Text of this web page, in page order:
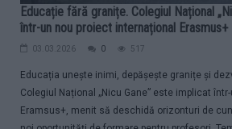
Educație fără granițe. Colegiul Național
într-un nou proiect internațional Erasmus+
03.03.2026 0 517
Educația unește inimi, depășește granițe și
Colegiul Național „Nicu Gane” este implicat
Eramsus+, menit să deschidă orizonturi de